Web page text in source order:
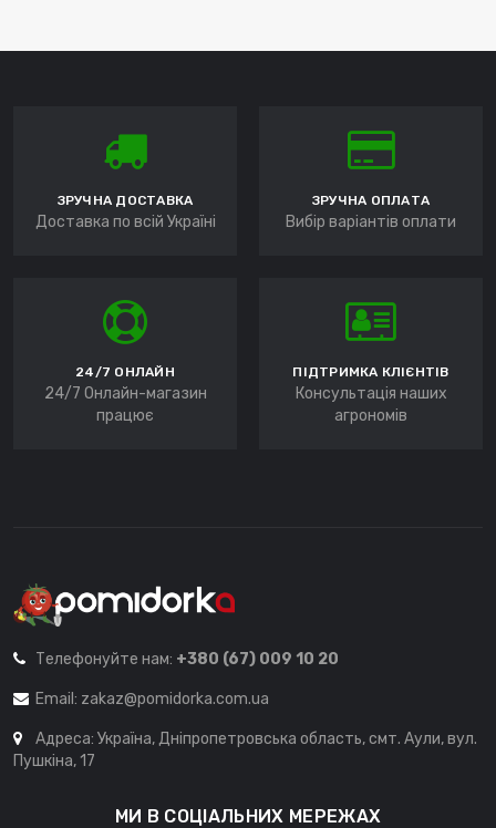
ЗРУЧНА ДОСТАВКА
Доставка по всій Україні
ЗРУЧНА ОПЛАТА
Вибір варіантів оплати
24/7 ОНЛАЙН
24/7 Онлайн-магазин
працює
ПІДТРИМКА КЛІЄНТІВ
Консультація наших
агрономів
Телефонуйте нам: +380 (67) 009 10 20
Email: zakaz@pomidorka.com.ua
Адреса: Україна, Дніпропетровська область, смт. Аули, вул.
Пушкіна, 17
МИ В СОЦІАЛЬНИХ МЕРЕЖАХ